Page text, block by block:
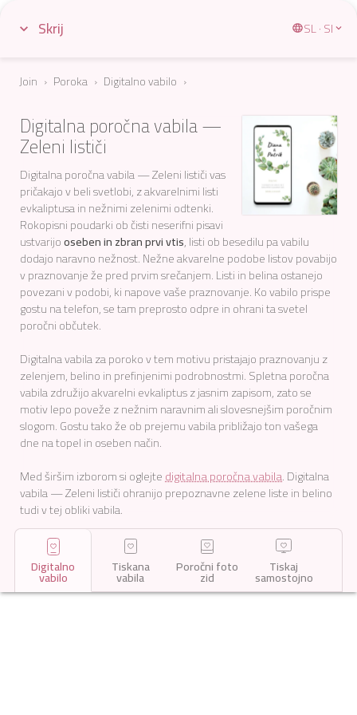
Skrij SL · SI
Join › Poroka › Digitalno vabilo
Digitalna poročna vabila —
Zeleni lističi
Digitalna poročna vabila — Zeleni lističi vas
pričakajo v beli svetlobi, z akvarelnimi listi
evkaliptusa in nežnimi zelenimi odtenki.
Rokopisni poudarki ob čisti neserifni pisavi
ustvarijooseben in zbran prvi vtis, listi ob besedilu pa vabilu
dodajo naravno nežnost. Nežne akvarelne podobe listov povabijo
v praznovanje že pred prvim srečanjem. Listi in belina ostanejo
povezani v podobi, ki napove vaše praznovanje. Ko vabilo prispe
gostu na telefon, se tam preprosto odpre in ohrani ta svetel
poročni občutek.
Digitalna vabila za poroko v tem motivu pristajajo praznovanju z
zelenjem, belino in prefinjenimi podrobnostmi. Spletna poročna
vabila združijo akvarelni evkaliptus z jasnim zapisom, zato se
motiv lepo poveže z nežnim naravnim ali slovesnejšim poročnim
slogom. Gostu tako že ob prejemu vabila približajo ton vašega
dne na topel in oseben način.
Med širšim izborom si oglejtedigitalna poročna vabila. Digitalna
vabila — Zeleni lističi ohranijo prepoznavne zelene liste in belino
tudi v tej obliki vabila.
Digitalno
vabilo Tiskana
vabila
Poročni foto
zid
Tiskaj
samostojno